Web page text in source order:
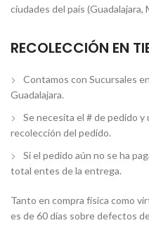
ciudades del país
RECOLECCIÓN EN
Contamos con Sucursales
Guadalajara.
Se necesita el # de pedido
recolección del pedido.
Si el pedido aún no se ha
total entes de la entrega.
Tanto en compra física como
es de 60 días sobre defectos